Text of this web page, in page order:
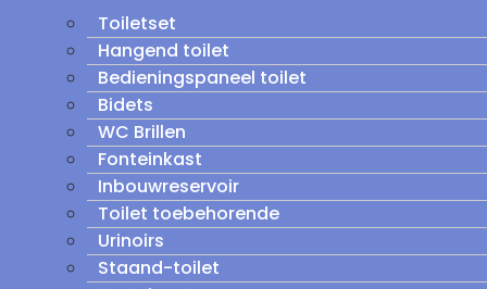
Toiletset
Hangend toilet
Bedieningspaneel toilet
Bidets
WC Brillen
Fonteinkast
Inbouwreservoir
Toilet toebehorende
Urinoirs
Staand-toilet